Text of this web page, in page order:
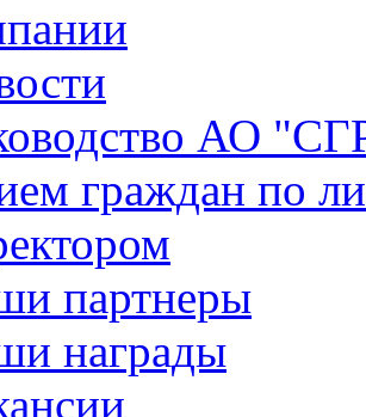
АО
граждан по
партнеры
награды